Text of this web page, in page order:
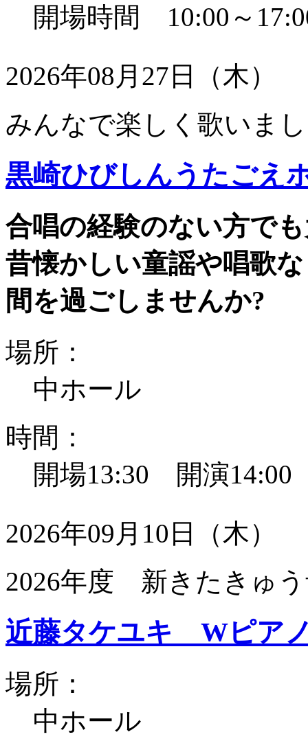
開場時間 10:00～
2026年08月27日（木）
みんなで楽しく歌いま
黒崎ひびしんうたごえ
合唱の経験のない方で
昔懐かしい童謡や唱歌
間を過ごしませんか?
場所：
中ホール
時間：
開場13:30 開演14:00
2026年09月10日（木）
2026年度 新きたきゅ
近藤タケユキ Wピア
場所：
中ホール